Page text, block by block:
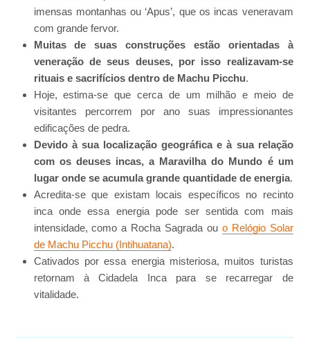
imensas montanhas ou ‘Apus’, que os incas veneravam
com grande fervor.
Muitas de suas construções estão orientadas à
veneração de seus deuses, por isso realizavam-se
rituais e sacrifícios dentro de Machu Picchu.
Hoje, estima-se que cerca de um milhão e meio de
visitantes percorrem por ano suas impressionantes
edificações de pedra.
Devido à sua localização geográfica e à sua relação
com os deuses incas, a Maravilha do Mundo é um
lugar onde se acumula grande quantidade de energia.
Acredita-se que existam locais específicos no recinto
inca onde essa energia pode ser sentida com mais
intensidade, como a Rocha Sagrada ou o Relógio Solar
de Machu Picchu (Intihuatana).
Cativados por essa energia misteriosa, muitos turistas
retornam à Cidadela Inca para se recarregar de
vitalidade.